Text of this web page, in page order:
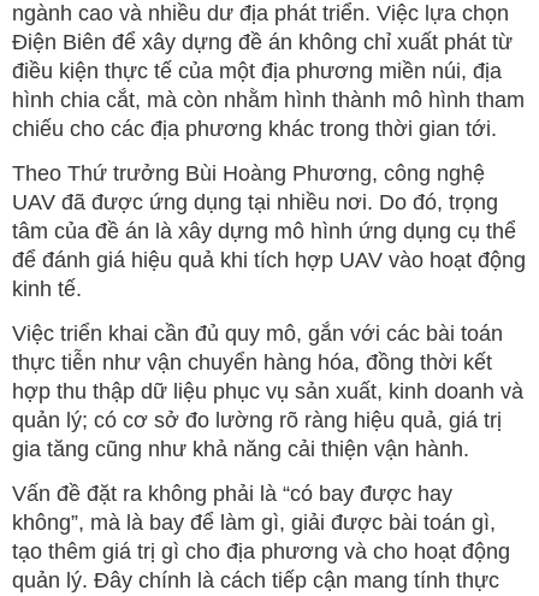
ngành cao và nhiều dư địa phát triển. Việc lựa chọn
Điện Biên để xây dựng đề án không chỉ xuất phát từ
điều kiện thực tế của một địa phương miền núi, địa
hình chia cắt, mà còn nhằm hình thành mô hình tham
chiếu cho các địa phương khác trong thời gian tới.
Theo Thứ trưởng Bùi Hoàng Phương, công nghệ
UAV đã được ứng dụng tại nhiều nơi. Do đó, trọng
tâm của đề án là xây dựng mô hình ứng dụng cụ thể
để đánh giá hiệu quả khi tích hợp UAV vào hoạt động
kinh tế.
Việc triển khai cần đủ quy mô, gắn với các bài toán
thực tiễn như vận chuyển hàng hóa, đồng thời kết
hợp thu thập dữ liệu phục vụ sản xuất, kinh doanh và
quản lý; có cơ sở đo lường rõ ràng hiệu quả, giá trị
gia tăng cũng như khả năng cải thiện vận hành.
Vấn đề đặt ra không phải là “có bay được hay
không”, mà là bay để làm gì, giải được bài toán gì,
tạo thêm giá trị gì cho địa phương và cho hoạt động
quản lý. Đây chính là cách tiếp cận mang tính thực